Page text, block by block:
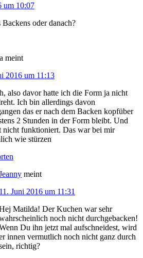
um 10:07
Backens oder danach?
meint
2016 um 11:13
also davor hatte ich die Form ja nicht
Ich bin allerdings davon
das er nach dem Backen kopfüber
2 Stunden in der Form bleibt. Und
nicht funktioniert. Das war bei mir
wie stürzen
meint
11. Juni 2016 um 11:31
Matilda! Der Kuchen war sehr
noch nicht durchgebacken!
Du ihn jetzt mal aufschneidest, wird
innen vermutlich noch nicht ganz durch
richtig?